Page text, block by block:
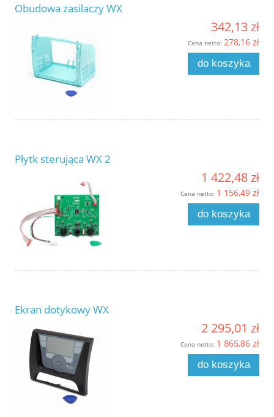
Obudowa zasilaczy WX
342,13 zł
Cena netto: 278,16 zł
do koszyka
Płytk sterująca WX 2
1 422,48 zł
Cena netto: 1 156,49 zł
do koszyka
Ekran dotykowy WX
2 295,01 zł
Cena netto: 1 865,86 zł
do koszyka